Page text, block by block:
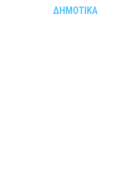
ΔΗΜΟΤΙΚΑ